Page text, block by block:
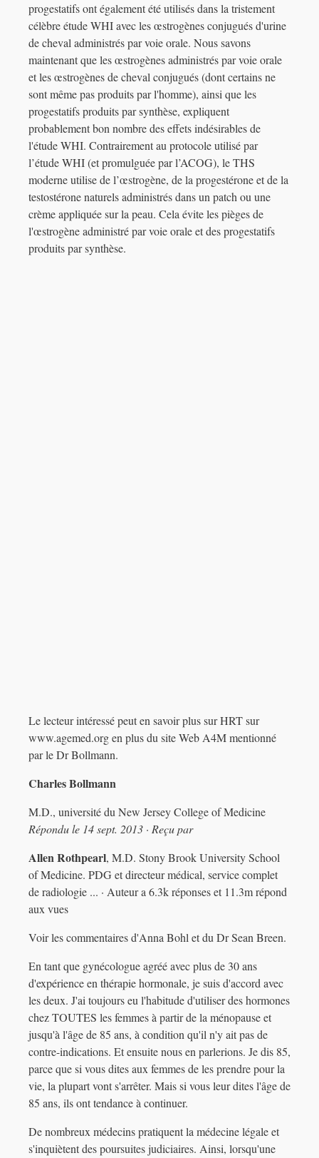
progestatifs ont également été utilisés dans la tristement
célèbre étude WHI avec les œstrogènes conjugués d'urine
de cheval administrés par voie orale. Nous savons
maintenant que les œstrogènes administrés par voie orale
et les œstrogènes de cheval conjugués (dont certains ne
sont même pas produits par l'homme), ainsi que les
progestatifs produits par synthèse, expliquent
probablement bon nombre des effets indésirables de
l'étude WHI. Contrairement au protocole utilisé par
l’étude WHI (et promulguée par l’ACOG), le THS
moderne utilise de l’œstrogène, de la progestérone et de la
testostérone naturels administrés dans un patch ou une
crème appliquée sur la peau. Cela évite les pièges de
l'œstrogène administré par voie orale et des progestatifs
produits par synthèse.
Le lecteur intéressé peut en savoir plus sur HRT sur
www.agemed.org en plus du site Web A4M mentionné
par le Dr Bollmann.
Charles Bollmann
M.D., université du New Jersey College of Medicine
Répondu le 14 sept. 2013 · Reçu par
Allen Rothpearl, M.D. Stony Brook University School
of Medicine. PDG et directeur médical, service complet
de radiologie ... · Auteur a 6.3k réponses et 11.3m répond
aux vues
Voir les commentaires d'Anna Bohl et du Dr Sean Breen.
En tant que gynécologue agréé avec plus de 30 ans
d'expérience en thérapie hormonale, je suis d'accord avec
les deux. J'ai toujours eu l'habitude d'utiliser des hormones
chez TOUTES les femmes à partir de la ménopause et
jusqu'à l'âge de 85 ans, à condition qu'il n'y ait pas de
contre-indications. Et ensuite nous en parlerions. Je dis 85,
parce que si vous dites aux femmes de les prendre pour la
vie, la plupart vont s'arrêter. Mais si vous leur dites l'âge de
85 ans, ils ont tendance à continuer.
De nombreux médecins pratiquent la médecine légale et
s'inquiètent des poursuites judiciaires. Ainsi, lorsqu'une